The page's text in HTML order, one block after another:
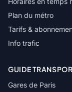
Plan du métro
Tarifs &
Info trafic
GUIDE
Gares de Paris